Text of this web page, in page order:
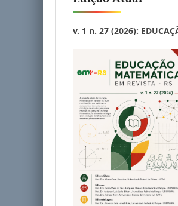
v. 1 n. 27 (2026):